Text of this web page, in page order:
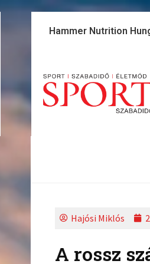
Hammer Nutrition
Hajósi Miklós
A rossz